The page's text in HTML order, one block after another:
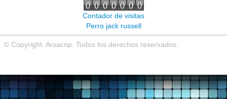
Contador de visitas
Perro jack russell
© Copyright. Arsacnp. Todos los derechos reservados.